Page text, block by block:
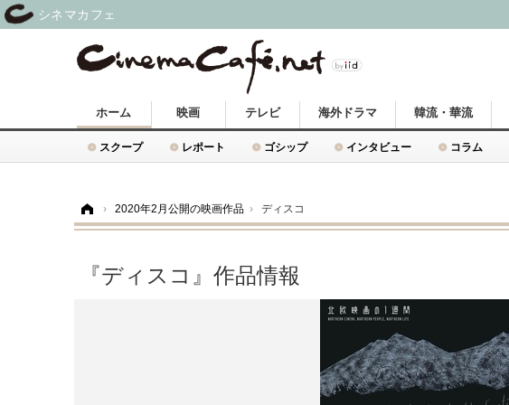
ホーム
スクープ レポート ゴシップ インタビュー コラム
映画 テレビ 海外ドラマ 韓流・華流
› 2020年2月公開の映画作品 › ディスコ
『ディスコ』作品情報
シネマカフェ